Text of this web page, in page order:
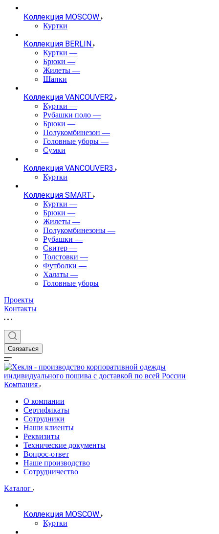
Коллекция MOSCOW
Куртки
Коллекция BERLIN
Куртки —
Брюки —
Жилеты —
Шапки
Коллекция VANCOUVER2
Куртки —
Рубашки поло —
Брюки —
Полукомбинезон —
Головные уборы —
Сумки
Коллекция VANCOUVER3
Куртки
Коллекция SMART
Куртки —
Брюки —
Жилеты —
Полукомбинезоны —
Рубашки —
Свитер —
Толстовки —
Футболки —
Халаты —
Головные уборы
Проекты
Контакты
Связаться
Компания
О компании
Сертификаты
Сотрудники
Наши клиенты
Реквизиты
Технические документы
Вопрос-ответ
Наше производство
Сотрудничество
Каталог
Коллекция MOSCOW
Куртки